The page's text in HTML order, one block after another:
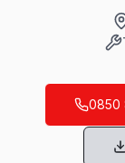
Ambarlı
Ambarlı
0850